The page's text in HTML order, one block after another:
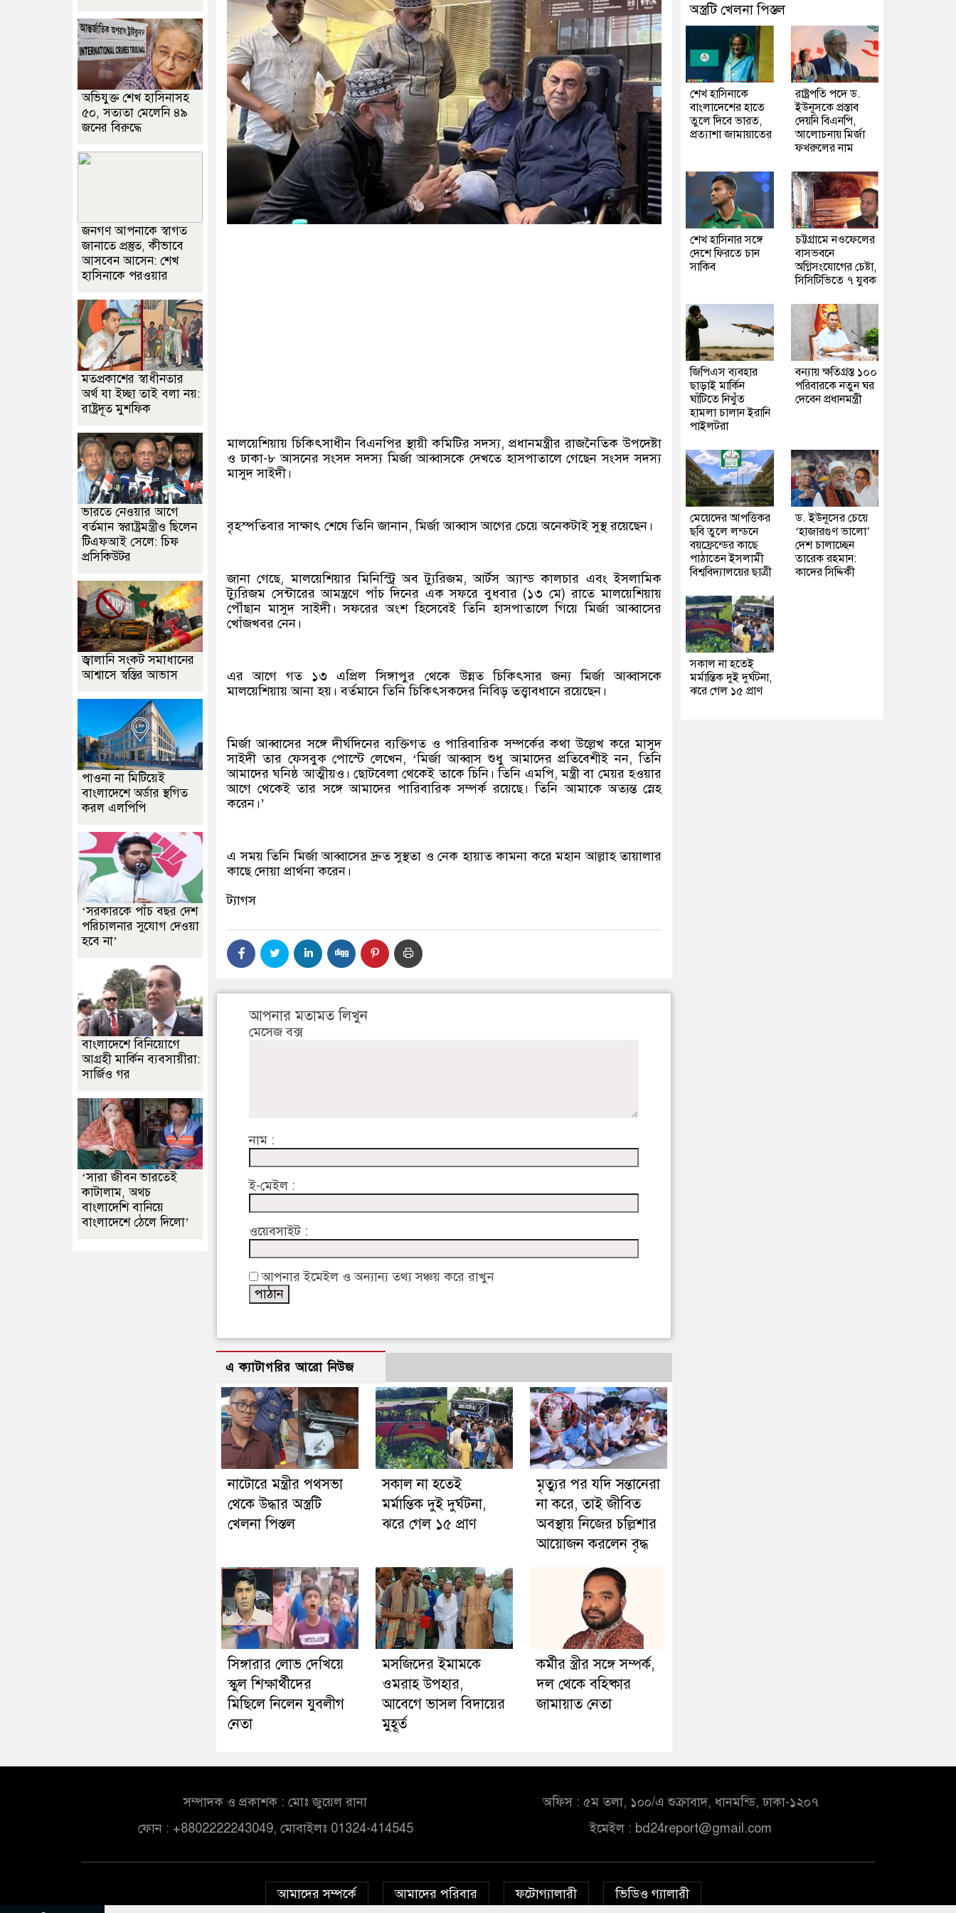
মালয়েশিয়ায় চিকিৎসাধীন বিএনপির স্থায়ী কমিটির সদস্য, প্রধানমন্ত্রীর রাজনৈতিক উপদেষ্টা
ও ঢাকা-৮ আসনের সংসদ সদস্য মির্জা আব্বাসকে দেখতে হাসপাতালে গেছেন সংসদ সদস্য
মাসুদ সাইদী।
বৃহস্পতিবার সাক্ষাৎ শেষে তিনি জানান, মির্জা আব্বাস আগের চেয়ে অনেকটাই সুস্থ রয়েছেন।
জানা গেছে, মালয়েশিয়ার মিনিস্ট্রি অব ট্যুরিজম, আর্টস অ্যান্ড কালচার এবং ইসলামিক
ট্যুরিজম সেন্টারের আমন্ত্রণে পাঁচ দিনের এক সফরে বুধবার (১৩ মে) রাতে মালয়েশিয়ায়
পৌঁছান মাসুদ সাইদী। সফরের অংশ হিসেবেই তিনি হাসপাতালে গিয়ে মির্জা আব্বাসের
খোঁজখবর নেন।
এর আগে গত ১৩ এপ্রিল সিঙ্গাপুর থেকে উন্নত চিকিৎসার জন্য মির্জা আব্বাসকে
মালয়েশিয়ায় আনা হয়। বর্তমানে তিনি চিকিৎসকদের নিবিড় তত্ত্বাবধানে রয়েছেন।
মির্জা আব্বাসের সঙ্গে দীর্ঘদিনের ব্যক্তিগত ও পারিবারিক সম্পর্কের কথা উল্লেখ করে মাসুদ
সাইদী তার ফেসবুক পোস্টে লেখেন, ‘মির্জা আব্বাস শুধু আমাদের প্রতিবেশীই নন, তিনি
আমাদের ঘনিষ্ঠ আত্মীয়ও। ছোটবেলা থেকেই তাকে চিনি। তিনি এমপি, মন্ত্রী বা মেয়র হওয়ার
আগে থেকেই তার সঙ্গে আমাদের পারিবারিক সম্পর্ক রয়েছে। তিনি আমাকে অত্যন্ত স্নেহ
করেন।’
এ সময় তিনি মির্জা আব্বাসের দ্রুত সুস্থতা ও নেক হায়াত কামনা করে মহান আল্লাহ তায়ালার
কাছে দোয়া প্রার্থনা করেন।
ট্যাগস
আপনার মতামত লিখুন
মেসেজ বক্স
নাম :
ই-মেইল :
ওয়েবসাইট :
আপনার ইমেইল ও অন্যান্য তথ্য সঞ্চয় করে রাখুন
এ ক্যাটাগরির আরো নিউজ
নাটোরে মন্ত্রীর পথসভা
থেকে উদ্ধার অস্ত্রটি
খেলনা পিস্তল
সকাল না হতেই
মর্মান্তিক দুই দুর্ঘটনা,
ঝরে গেল ১৫ প্রাণ
মৃত্যুর পর যদি সন্তানেরা
না করে, তাই জীবিত
অবস্থায় নিজের চল্লিশার
আয়োজন করলেন বৃদ্ধ
সিঙ্গারার লোভ দেখিয়ে
স্কুল শিক্ষার্থীদের
মিছিলে নিলেন যুবলীগ
নেতা
মসজিদের ইমামকে
ওমরাহ উপহার,
আবেগে ভাসল বিদায়ের
মুহূর্ত
কর্মীর স্ত্রীর সঙ্গে সম্পর্ক,
দল থেকে বহিষ্কার
জামায়াত নেতা
অভিযুক্ত শেখ হাসিনাসহ
৫০, সত্যতা মেলেনি ৪৯
জনের বিরুদ্ধে
জনগণ আপনাকে স্বাগত
জানাতে প্রস্তুত, কীভাবে
আসবেন আসেন: শেখ
হাসিনাকে পরওয়ার
মতপ্রকাশের স্বাধীনতার
অর্থ যা ইচ্ছা তাই বলা নয়:
রাষ্ট্রদূত মুশফিক
ভারতে নেওয়ার আগে
বর্তমান স্বরাষ্ট্রমন্ত্রীও ছিলেন
টিএফআই সেলে: চিফ
প্রসিকিউটর
জ্বালানি সংকট সমাধানের
আশ্বাসে স্বস্তির আভাস
পাওনা না মিটিয়েই
বাংলাদেশে অর্ডার স্থগিত
করল এলপিপি
‘সরকারকে পাঁচ বছর দেশ
পরিচালনার সুযোগ দেওয়া
হবে না’
বাংলাদেশে বিনিয়োগে
আগ্রহী মার্কিন ব্যবসায়ীরা:
সার্জিও গর
‘সারা জীবন ভারতেই
কাটালাম, অথচ
বাংলাদেশি বানিয়ে
বাংলাদেশে ঠেলে দিলো’
অস্ত্রটি খেলনা পিস্তল
শেখ হাসিনাকে
বাংলাদেশের হাতে
তুলে দিবে ভারত,
প্রত্যাশা জামায়াতের
রাষ্ট্রপতি পদে ড.
ইউনূসকে প্রস্তাব
দেয়নি বিএনপি,
আলোচনায় মির্জা
ফখরুলের নাম
শেখ হাসিনার সঙ্গে
দেশে ফিরতে চান
সাকিব
চট্টগ্রামে নওফেলের
বাসভবনে
অগ্নিসংযোগের চেষ্টা,
সিসিটিভিতে ৭ যুবক
জিপিএস ব্যবহার
ছাড়াই মার্কিন
ঘাঁটিতে নিখুঁত
হামলা চালান ইরানি
পাইলটরা
বন্যায় ক্ষতিগ্রস্ত ১০০
পরিবারকে নতুন ঘর
দেবেন প্রধানমন্ত্রী
মেয়েদের আপত্তিকর
ছবি তুলে লন্ডনে
বয়ফ্রেন্ডের কাছে
পাঠাতেন ইসলামী
বিশ্ববিদ্যালয়ের ছাত্রী
ড. ইউনূসের চেয়ে
‘হাজারগুণ ভালো’
দেশ চালাচ্ছেন
তারেক রহমান:
কাদের সিদ্দিকী
সকাল না হতেই
মর্মান্তিক দুই দুর্ঘটনা,
ঝরে গেল ১৫ প্রাণ
সম্পাদক ও প্রকাশক : মোঃ জুয়েল রানা
ফোন : +8802222243049, মোবাইলঃ 01324-414545
অফিস : ৫ম তলা, ১০০/এ শুক্রাবাদ, ধানমন্ডি, ঢাকা-১২০৭
ইমেইল : bd24report@gmail.com
আমাদের সম্পর্কে আমাদের পরিবার ফটোগ্যালারী ভিডিও গ্যালারী